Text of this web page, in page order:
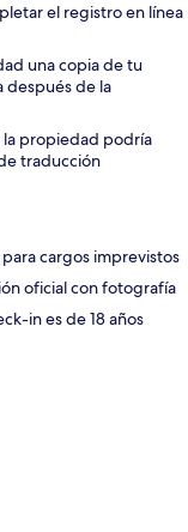
el registro en línea
una copia de tu
después de la
la propiedad podría
traducción
cargos imprevistos
oficial con fotografía
in es de 18 años